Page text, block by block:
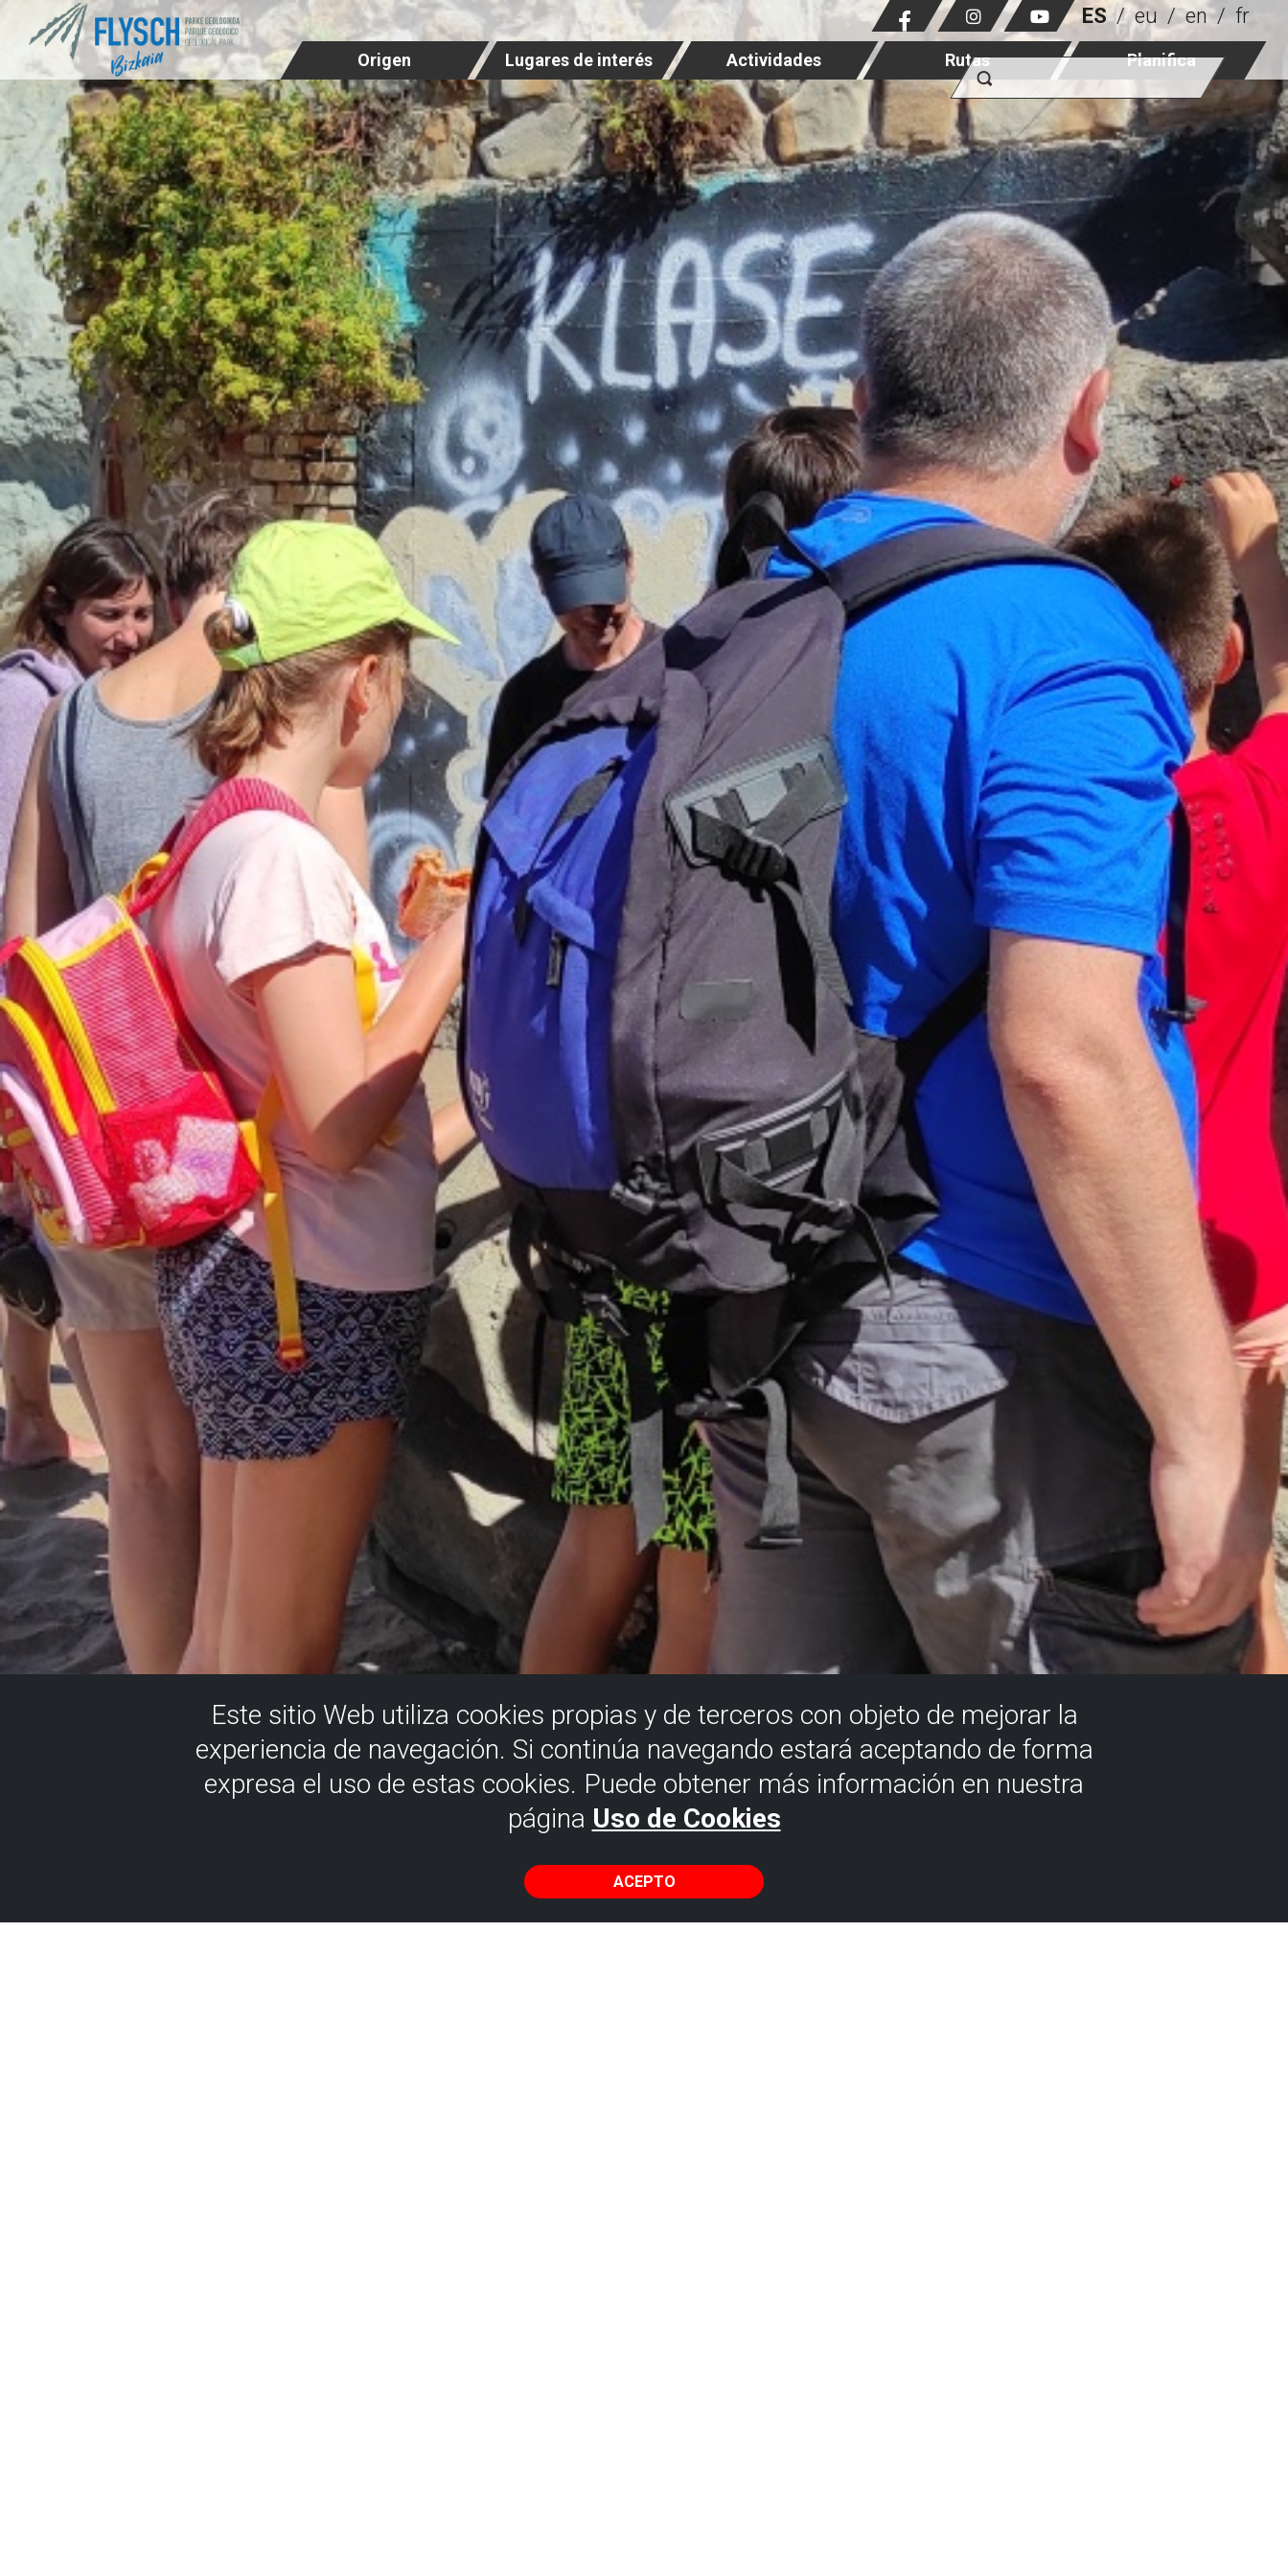
ES eu en fr
Origen Lugares de interés Actividades Rutas Planifica
Este sitio Web utiliza cookies propias y de terceros con objeto de mejorar la
experiencia de navegación. Si continúa navegando estará aceptando de forma
expresa el uso de estas cookies. Puede obtener más información en nuestra
página Uso de Cookies
ACEPTO